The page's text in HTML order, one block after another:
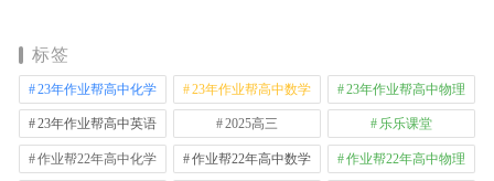
标签
23年作业帮高中化学 23年作业帮高中数学 23年作业帮高中物理
23年作业帮高中英语 2025高三 乐乐课堂
作业帮22年高中化学 作业帮22年高中数学 作业帮22年高中物理